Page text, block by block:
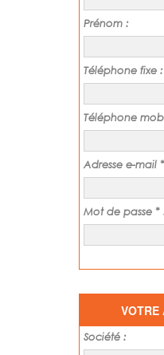
Prénom :
Téléphone fixe :
Téléphone
Adresse e-mail
Mot de passe *
VOTRE
Société :